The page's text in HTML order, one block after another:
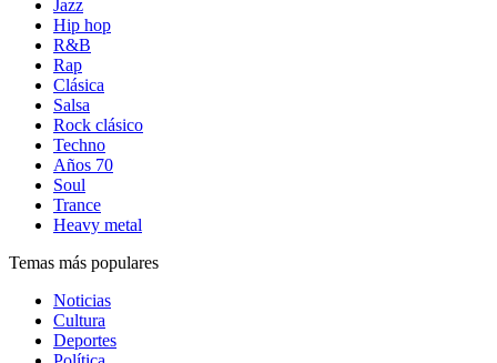
Jazz
Hip hop
R&B
Rap
Clásica
Salsa
Rock clásico
Techno
Años 70
Soul
Trance
Heavy metal
Temas más populares
Noticias
Cultura
Deportes